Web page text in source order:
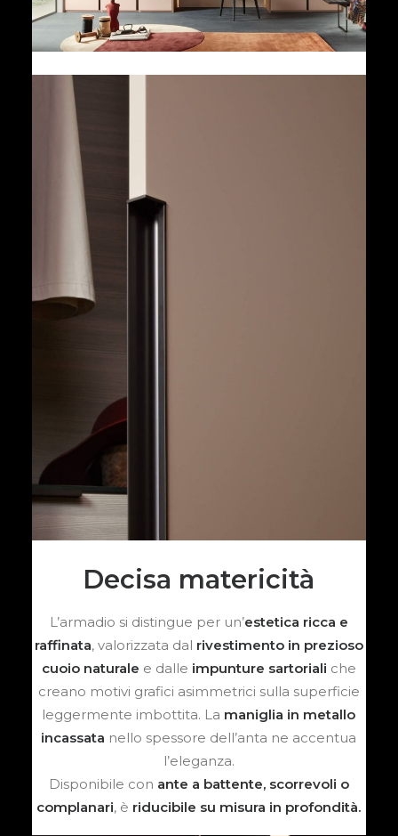
Decisa matericità
L’armadio si distingue per un’estetica ricca e
raffinata, valorizzata dal rivestimento in prezioso
cuoio naturale e dalle impunture sartoriali che
creano motivi grafici asimmetrici sulla superficie
leggermente imbottita. La maniglia in metallo
incassata nello spessore dell’anta ne accentua
l’eleganza.
Disponibile con ante a battente, scorrevoli o
complanari, è riducibile su misura in profondità.